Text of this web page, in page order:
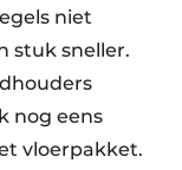
niet
stuk sneller.
nog eens
vloerpakket.